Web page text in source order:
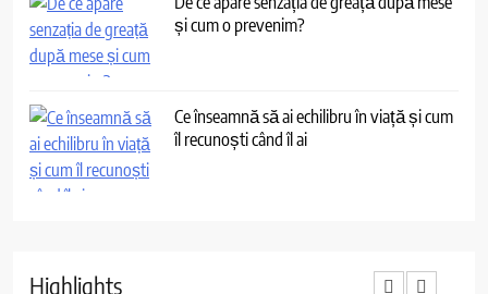
și cum o prevenim?
Ce înseamnă să ai echilibru în viață și cum
îl recunoști când îl ai
Highlights